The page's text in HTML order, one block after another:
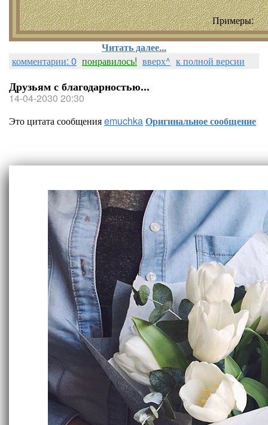
Примеры:
Читать далее...
комментарии: 0 понравилось! вверх^ к полной версии
Друзьям с благодарностью...
14-04-2030 20:30
Это цитата сообщенияemuchkaОригинальное сообщение